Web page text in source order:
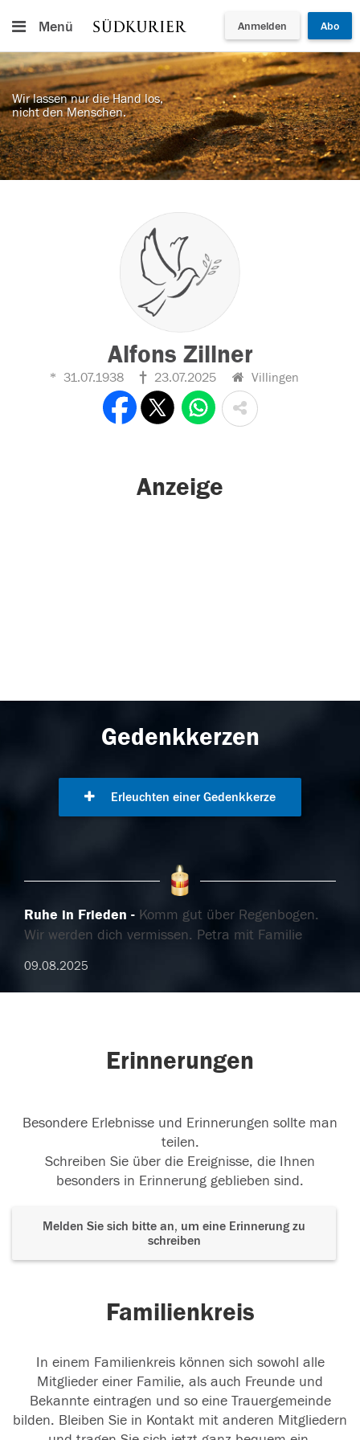
Menü Anmelden Abo
Wir lassen nur die Hand los,
nicht den Menschen.
Alfons Zillner
31.07.1938 23.07.2025 Villingen
Anzeige
Gedenkkerzen
Erleuchten einer Gedenkkerze
Ruhe in Frieden
Komm gut über Regenbogen.
Wir werden dich vermissen. Petra mit Familie
09.08.2025
Erinnerungen
Besondere Erlebnisse und Erinnerungen sollte man
teilen.
Schreiben Sie über die Ereignisse, die Ihnen
besonders in Erinnerung geblieben sind.
Melden Sie sich bitte an, um eine Erinnerung zu
schreiben
Familienkreis
In einem Familienkreis können sich sowohl alle
Mitglieder einer Familie, als auch Freunde und
Bekannte eintragen und so eine Trauergemeinde
bilden. Bleiben Sie in Kontakt mit anderen Mitgliedern